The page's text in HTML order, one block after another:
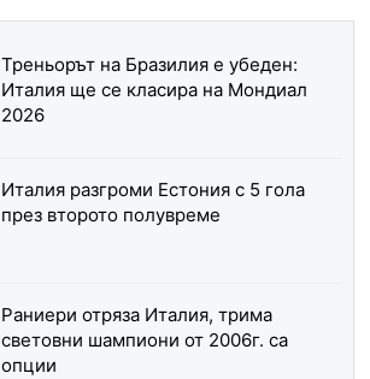
Треньорът на Бразилия е убеден:
Италия ще се класира на Мондиал
2026
Италия разгроми Естония с 5 гола
през второто полувреме
Раниери отряза Италия, трима
световни шампиони от 2006г. са
опции